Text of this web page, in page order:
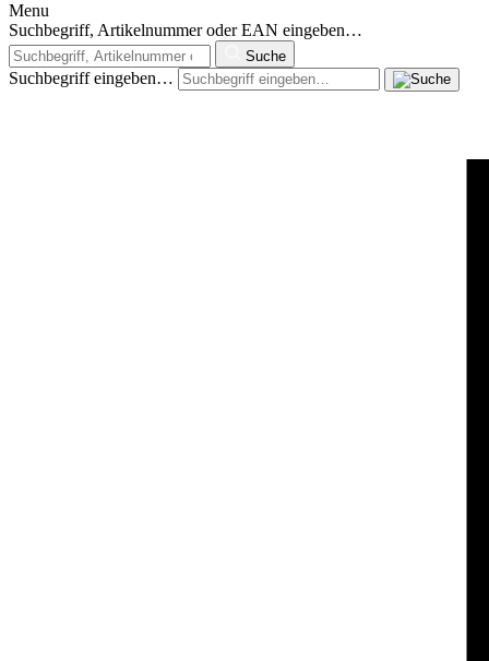
Menu
Suchbegriff, Artikelnummer oder EAN eingeben…
Suche
Suchbegriff eingeben…